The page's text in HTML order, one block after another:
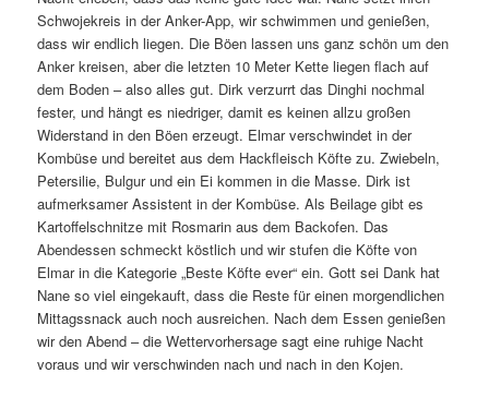
Schwojekreis in der Anker-App, wir schwimmen und genießen,
dass wir endlich liegen. Die Böen lassen uns ganz schön um den
Anker kreisen, aber die letzten 10 Meter Kette liegen flach auf
dem Boden – also alles gut. Dirk verzurrt das Dinghi nochmal
fester, und hängt es niedriger, damit es keinen allzu großen
Widerstand in den Böen erzeugt. Elmar verschwindet in der
Kombüse und bereitet aus dem Hackfleisch Köfte zu. Zwiebeln,
Petersilie, Bulgur und ein Ei kommen in die Masse. Dirk ist
aufmerksamer Assistent in der Kombüse. Als Beilage gibt es
Kartoffelschnitze mit Rosmarin aus dem Backofen. Das
Abendessen schmeckt köstlich und wir stufen die Köfte von
Elmar in die Kategorie „Beste Köfte ever“ ein. Gott sei Dank hat
Nane so viel eingekauft, dass die Reste für einen morgendlichen
Mittagssnack auch noch ausreichen. Nach dem Essen genießen
wir den Abend – die Wettervorhersage sagt eine ruhige Nacht
voraus und wir verschwinden nach und nach in den Kojen.